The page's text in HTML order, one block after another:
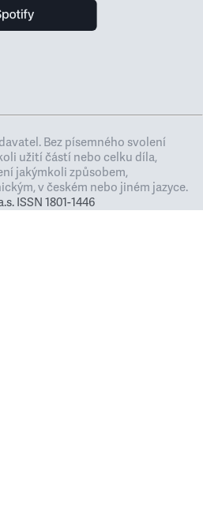
Bez písemného svolení
užití částí nebo celku díla,
jakýmkoli způsobem,
v českém nebo jiném jazyce.
ISSN 1801-1446